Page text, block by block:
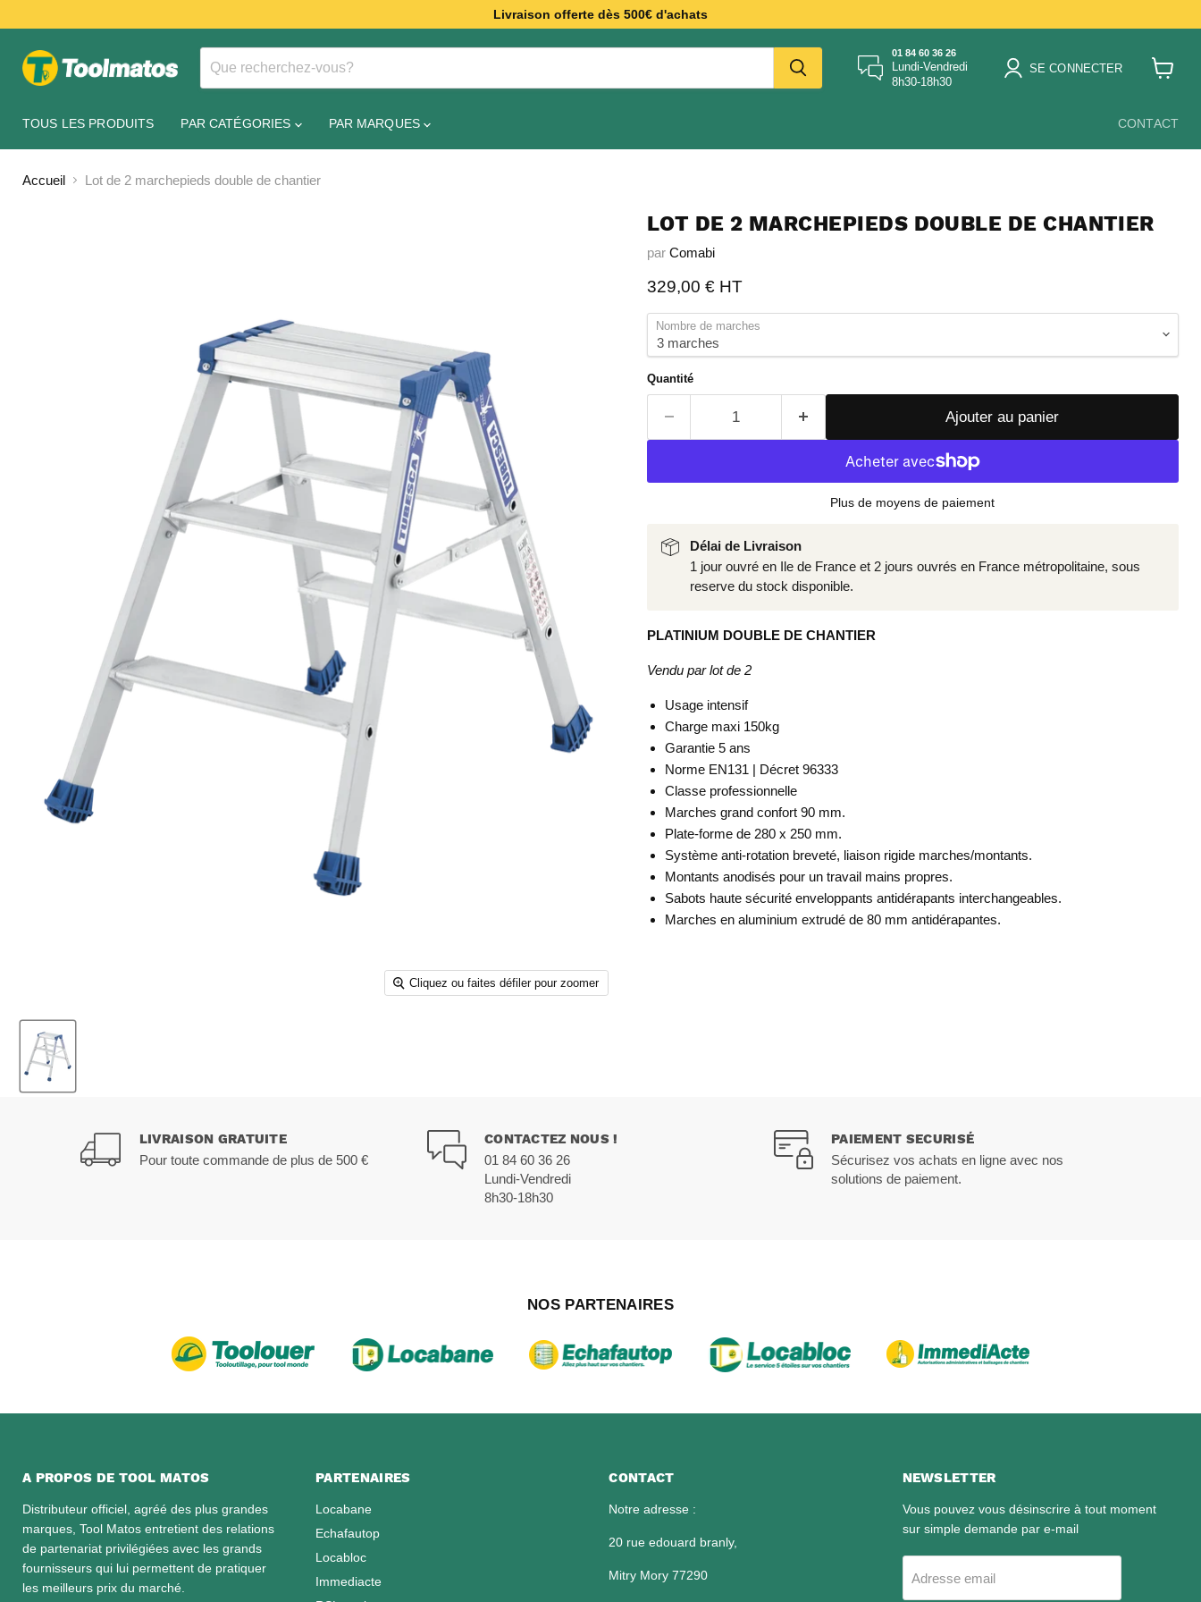
Livraison offerte dès 500€ d'achats
01 84 60 36 26
Lundi-Vendredi
8h30-18h30
SE CONNECTER
panier
TOUS LES PRODUITS PAR CATÉGORIES PAR MARQUES CONTACT
Accueil Lot de 2 marchepieds double de chantier
Cliquez ou faites défiler pour zoomer
LOT DE 2 MARCHEPIEDS DOUBLE DE CHANTIER
par Comabi
Prix actuel
329,00 € HT
Nombre de marches
Quantité
Ajouter au panier
Plus de moyens de paiement
Délai de Livraison
1 jour ouvré en Ile de France et 2 jours ouvrés en France métropolitaine, sous
reserve du stock disponible.
PLATINIUM DOUBLE DE CHANTIER
Vendu par lot de 2
Usage intensif
Charge maxi 150kg
Garantie 5 ans
Norme EN131 | Décret 96333
Classe professionnelle
Marches grand confort 90 mm.
Plate-forme de 280 x 250 mm.
Système anti-rotation breveté, liaison rigide marches/montants.
Montants anodisés pour un travail mains propres.
Sabots haute sécurité enveloppants antidérapants interchangeables.
Marches en aluminium extrudé de 80 mm antidérapantes.
LIVRAISON GRATUITE
Pour toute commande de plus de 500 €
CONTACTEZ NOUS !
01 84 60 36 26
Lundi-Vendredi
8h30-18h30
PAIEMENT SECURISÉ
Sécurisez vos achats en ligne avec nos
solutions de paiement.
NOS PARTENAIRES
A PROPOS DE TOOL MATOS
Distributeur officiel, agréé des plus grandes
marques, Tool Matos entretient des relations
de partenariat privilégiées avec les grands
fournisseurs qui lui permettent de pratiquer
les meilleurs prix du marché.
PARTENAIRES
Locabane
Echafautop
Locabloc
Immediacte
CONTACT
Notre adresse :
20 rue edouard branly,
Mitry Mory 77290
NEWSLETTER
Vous pouvez vous désinscrire à tout moment
sur simple demande par e-mail
Adresse email